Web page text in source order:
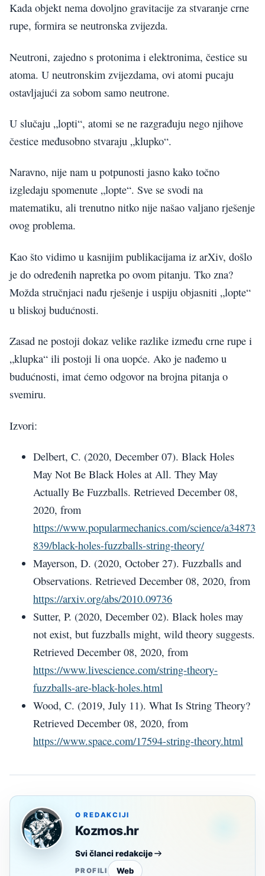
Kada objekt nema dovoljno gravitacije za stvaranje crne
rupe, formira se neutronska zvijezda.
Neutroni, zajedno s protonima i elektronima, čestice su
atoma. U neutronskim zvijezdama, ovi atomi pucaju
ostavljajući za sobom samo neutrone.
U slučaju „lopti“, atomi se ne razgrađuju nego njihove
čestice međusobno stvaraju „klupko“.
Naravno, nije nam u potpunosti jasno kako točno
izgledaju spomenute „lopte“. Sve se svodi na
matematiku, ali trenutno nitko nije našao valjano rješenje
ovog problema.
Kao što vidimo u kasnijim publikacijama iz arXiv, došlo
je do određenih napretka po ovom pitanju. Tko zna?
Možda stručnjaci nađu rješenje i uspiju objasniti „lopte“
u bliskoj budućnosti.
Zasad ne postoji dokaz velike razlike između crne rupe i
„klupka“ ili postoji li ona uopće. Ako je nađemo u
budućnosti, imat ćemo odgovor na brojna pitanja o
svemiru.
Izvori:
Delbert, C. (2020, December 07). Black Holes
May Not Be Black Holes at All. They May
Actually Be Fuzzballs. Retrieved December 08,
2020, from
https://www.popularmechanics.com/science/a34873
839/black-holes-fuzzballs-string-theory/
Mayerson, D. (2020, October 27). Fuzzballs and
Observations. Retrieved December 08, 2020, from
https://arxiv.org/abs/2010.09736
Sutter, P. (2020, December 02). Black holes may
not exist, but fuzzballs might, wild theory suggests.
Retrieved December 08, 2020, from
https://www.livescience.com/string-theory-
fuzzballs-are-black-holes.html
Wood, C. (2019, July 11). What Is String Theory?
Retrieved December 08, 2020, from
https://www.space.com/17594-string-theory.html
O REDAKCIJI
Kozmos.hr
Svi članci redakcije
PROFILI Web